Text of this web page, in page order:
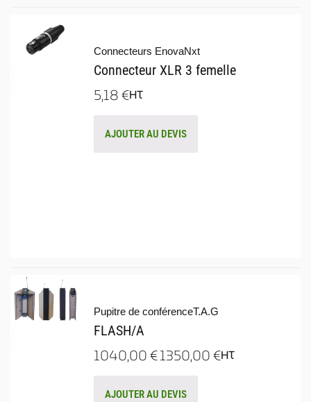
Connecteurs EnovaNxt
Connecteur XLR 3 femelle
5,18€HT
AJOUTER AU DEVIS
Pupitre de conférenceT.A.G
FLASH/A
1040,00€1350,00€HT
AJOUTER AU DEVIS